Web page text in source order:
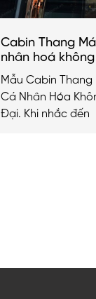
Cabin Thang
nhân hoá
đại
Mẫu Cabin
Cá Nhân Hóa
Đại. Khi nhắc đến